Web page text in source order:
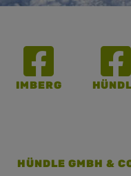
IMBERG
HÜNDLE GMBH &